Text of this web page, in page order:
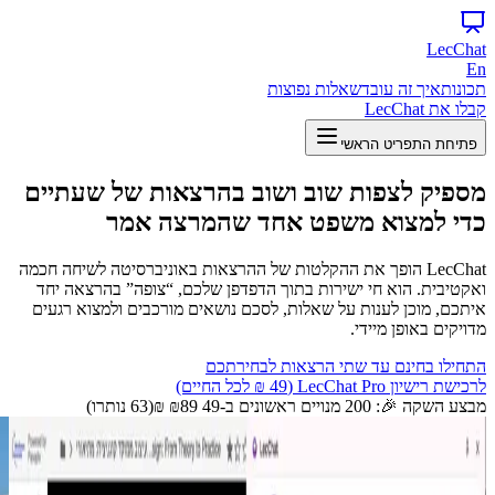
LecChat
En
תכונותאיך זה עובדשאלות נפוצות
קבלו את LecChat
פתיחת התפריט הראשי
מספיק לצפות שוב ושוב בהרצאות של שעתיים
כדי למצוא משפט אחד שהמרצה אמר
LecChat הופך את ההקלטות של ההרצאות באוניברסיטה לשיחה חכמה
ואקטיבית. הוא חי ישירות בתוך הדפדפן שלכם, “צופה” בהרצאה יחד
איתכם, מוכן לענות על שאלות, לסכם נושאים מורכבים ולמצוא רגעים
מדויקים באופן מיידי.
התחילו בחינם עד שתי הרצאות לבחירתכם
לרכישת רישיון LecChat Pro
(49 ₪ לכל החיים)
מבצע השקה 🎉: 200 מנויים ראשונים ב-
49 ₪
89 ₪ (63 נותרו)